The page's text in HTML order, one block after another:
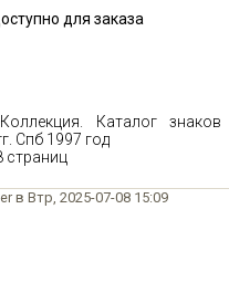
для заказа
Коллекция. Каталог
Спб 1997 год
страниц
в Втр, 2025-07-08 15:09